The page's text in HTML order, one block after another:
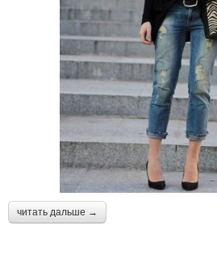
читать дальше →